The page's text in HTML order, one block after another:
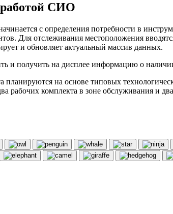
работой СИО
с определения потребности в
Для отслеживания местоположения
и обновляет актуальный массив данных.
и получить на дисплее информацию о
планируются на основе типовых
рабочих комплекта в зоне обслуживания и